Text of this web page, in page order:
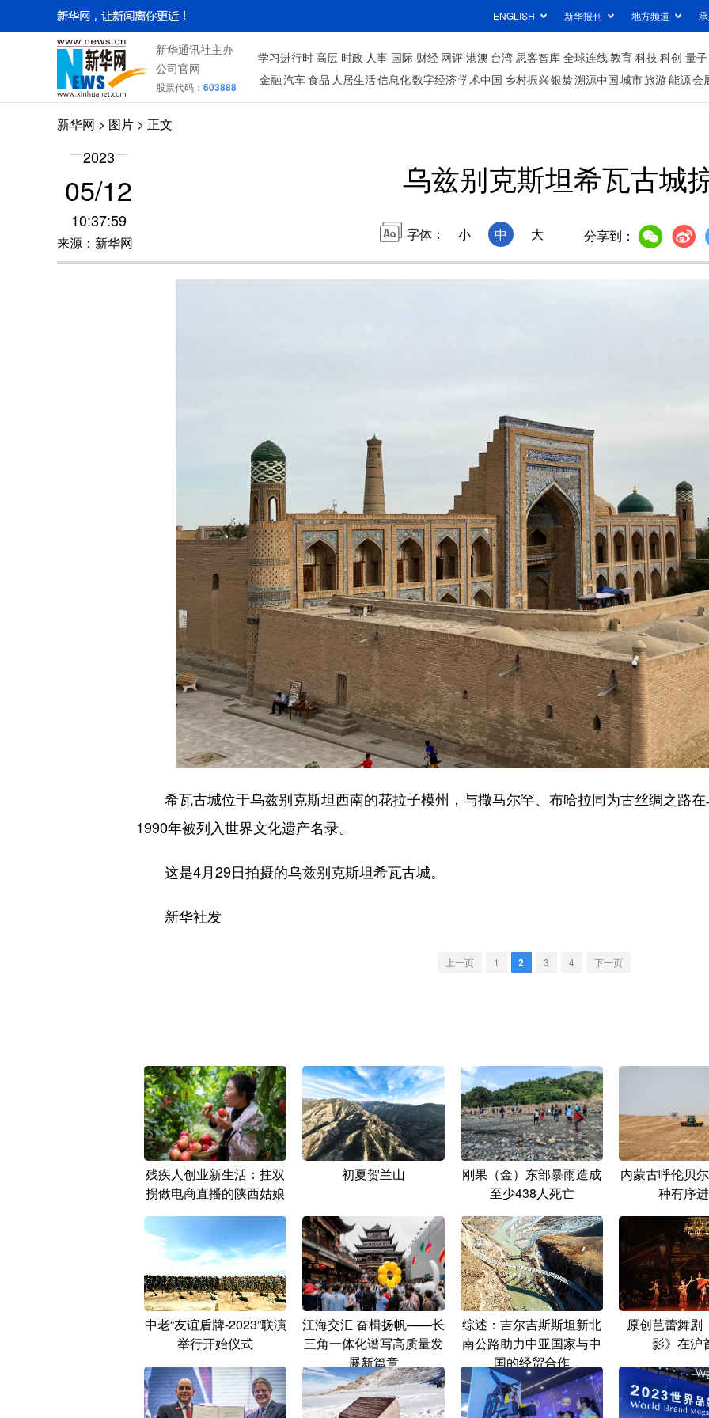
ENGLISH 新华报刊 地方频道
新华通讯社主办
公司官网
股票代码： 603888
学习进行时高层 时政 人事 国际 财经 网评 港澳 台湾 思客智库 全球连线教育 科技科创 量子
金融汽车食品 人居生活信息化数字经济学术中国 乡村振兴银龄溯源中国城市旅游能源会
新华网 > 图片 > 正文
2023
05/12
10:37:59
来源：新华网
乌兹别克斯坦希瓦古城
字体： 小 中 大 分享到：
希瓦古城位于乌兹别克斯坦西南的花拉子模州，与撒马尔罕、布哈拉同为古丝绸之路
1990年被列入世界文化遗产名录。
这是4月29日拍摄的乌兹别克斯坦希瓦古城。
新华社发
上一页 1 2 3 4 下一页
残疾人创业新生活：拄双
拐做电商直播的陕西姑娘
初夏贺兰山
刚果（金）东部暴雨造成
至少438人死亡
内蒙古呼伦贝
种有序
中老“友谊盾牌-2023”联演
举行开始仪式
江海交汇 奋楫扬帆——长
三角一体化谱写高质量发
展新篇章
综述：吉尔吉斯斯坦新北
南公路助力中亚国家与中
国的经贸合作
原创芭蕾舞剧
影》在沪